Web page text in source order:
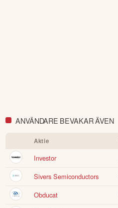
ANVÄNDARE BEVAKAR ÄVEN
Aktie
Investor
Sivers Semiconductors
Obducat